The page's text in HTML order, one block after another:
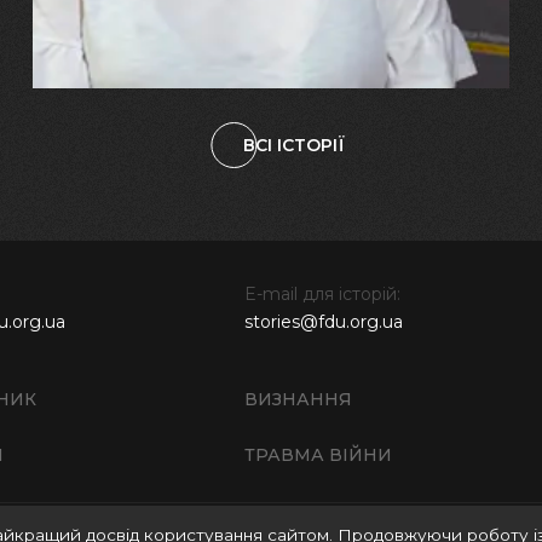
ВСІ ІСТОРІЇ
ВИЗНАННЯ
ТРАВМА ВІЙНИ
E-mail для історій:
stories@fdu.org.ua
досвід користування сайтом. Продовжуючи роботу